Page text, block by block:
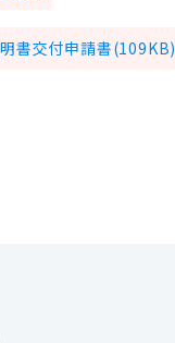
書交付申請書(109KB)